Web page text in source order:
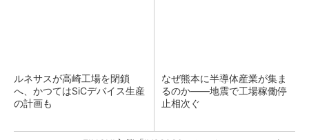
ルネサスが高崎工場を閉鎖
へ、かつてはSiCデバイス生産
の計画も
なぜ熊本に半導体産業が集ま
るのか――地震で工場稼働停
止相次ぐ